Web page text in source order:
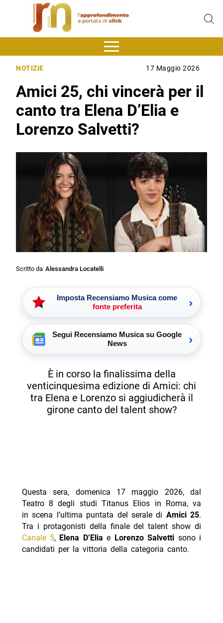
NOTIZIE 17 Maggio 2026
Amici 25, chi vincerà per il
canto tra Elena D’Elia e
Lorenzo Salvetti?
Scritto da Alessandra Locatelli
Imposta Recensiamo Musica come
fonte preferita
›
Segui Recensiamo Musica su Google
News
›
È in corso la finalissima della
venticinquesima edizione di Amici: chi
tra Elena e Lorenzo si aggiudicherà il
girone canto del talent show?
Questa sera, domenica 17 maggio 2026, dal
Teatro 8 degli studi Titanus Elios in Roma, va
in scena l’ultima puntata del serale di Amici 25.
Tra i protagonisti della finale del talent show di
Canale 5, Elena D’Elia e Lorenzo Salvetti sono i
candidati per la vittoria della categoria canto.